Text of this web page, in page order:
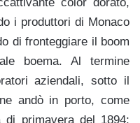
i produttori di Monaco
di fronteggiare il boom
boema. Al termine
aziendali, sotto il
andò in porto, come
di primavera del 1894;